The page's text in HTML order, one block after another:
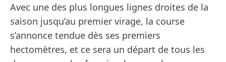
Avec une des plus longues lignes droites de la
saison jusqu’au premier virage, la course
s’annonce tendue dès ses premiers
hectomètres, et ce sera un départ de tous les